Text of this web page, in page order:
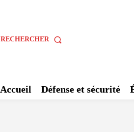
RECHERCHER
Accueil Défense et sécurité